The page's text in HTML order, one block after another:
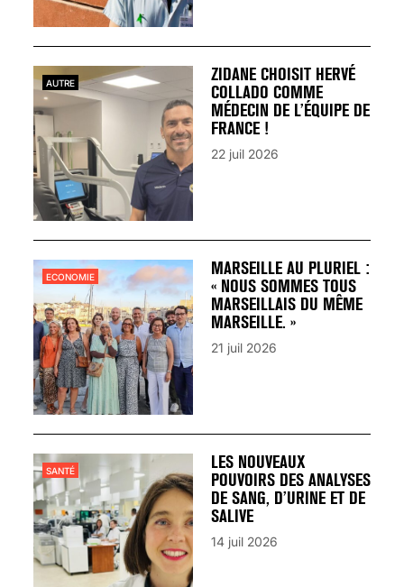
ZIDANE CHOISIT HERVÉ
COLLADO COMME
MÉDECIN DE L’ÉQUIPE DE
FRANCE !
AUTRE
22 juil 2026
MARSEILLE AU PLURIEL :
« NOUS SOMMES TOUS
MARSEILLAIS DU MÊME
MARSEILLE. »
ECONOMIE
21 juil 2026
LES NOUVEAUX
POUVOIRS DES ANALYSES
DE SANG, D’URINE ET DE
SALIVE
SANTÉ
14 juil 2026